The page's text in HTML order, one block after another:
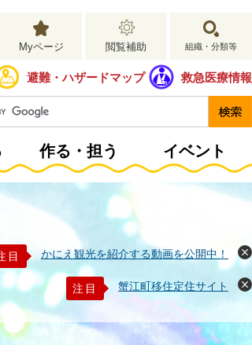
Myページ 閲覧補助 組織・分類等
避難・ハザードマップ 救急医療情報
作る・担う イベント
目
かにえ観光を紹介する動画を公開中！
閉
じ
る
注目 蟹江町移住定住サイト
閉